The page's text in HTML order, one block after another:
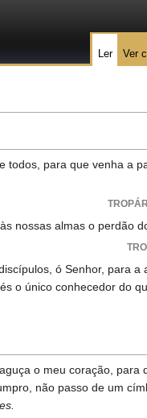
todos, para que venha a
nossas almas o perdão
ó Senhor, para
o único conhecedor do
o meu coração,
não passo de um
Ler Ver